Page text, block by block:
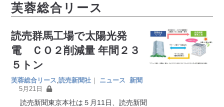
芙蓉総合リース
読売群馬工場で太陽光発
電 ＣＯ２削減量 年間２３
５トン
芙蓉総合リース ,読売新聞社 ｜ ニュース
新聞
5月21日
読売新聞東京本社は５月11日、読売新聞